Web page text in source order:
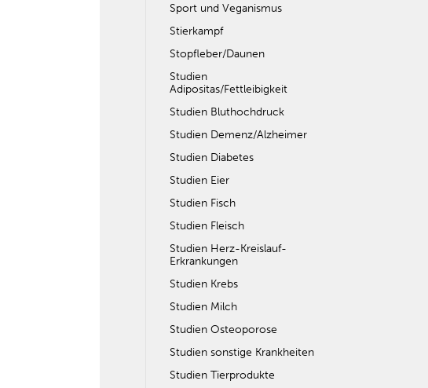
Sport und Veganismus
Stierkampf
Stopfleber/Daunen
Studien
Adipositas/Fettleibigkeit
Studien Bluthochdruck
Studien Demenz/Alzheimer
Studien Diabetes
Studien Eier
Studien Fisch
Studien Fleisch
Studien Herz-Kreislauf-
Erkrankungen
Studien Krebs
Studien Milch
Studien Osteoporose
Studien sonstige Krankheiten
Studien Tierprodukte